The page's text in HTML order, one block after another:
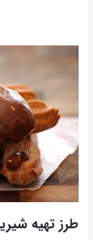
طرز تهیه